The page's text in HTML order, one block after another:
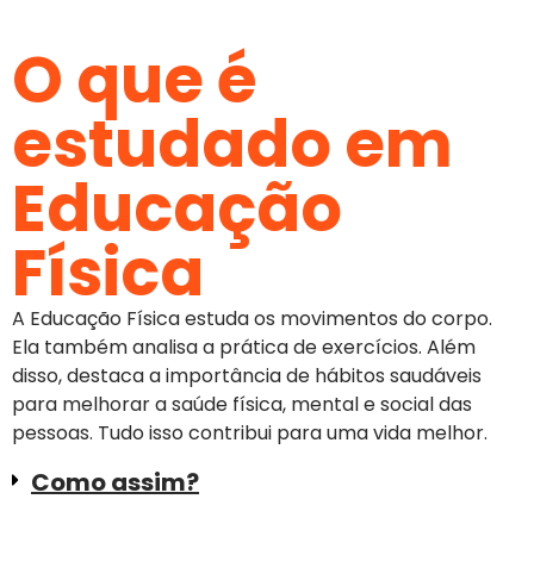
O que é
estudado em
Educação
Física
A Educação Física estuda os movimentos do corpo.
Ela também analisa a prática de exercícios. Além
disso, destaca a importância de hábitos saudáveis
para melhorar a saúde física, mental e social das
pessoas. Tudo isso contribui para uma vida melhor.
Como assim?